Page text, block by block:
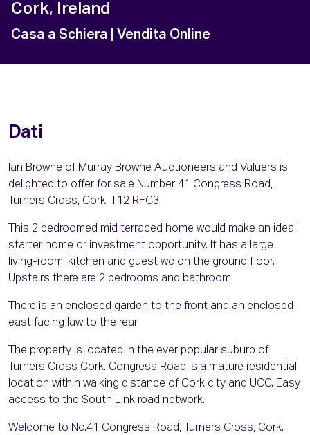
Cork, Ireland
Casa a Schiera | Vendita Online
Dati
lan Browne of Murray Browne Auctioneers and Valuers is
delighted to offer for sale Number 41 Congress Road,
Turners Cross, Cork. T12 RFC3
This 2 bedroomed mid terraced home would make an ideal
starter home or investment opportunity. It has a large
living-room, kitchen and guest wc on the ground floor.
Upstairs there are 2 bedrooms and bathroom
There is an enclosed garden to the front and an enclosed
east facing law to the rear.
The property is located in the ever popular suburb of
Turners Cross Cork. Congress Road is a mature residential
location within walking distance of Cork city and UCC. Easy
access to the South Link road network.
Welcome to No.41 Congress Road, Turners Cross, Cork.